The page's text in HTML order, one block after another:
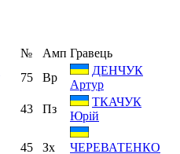
№ Амп Гравець
75 Вр
ДЕНЧУК
Артур
43 Пз
ТКАЧУК
Юрій
45 Зх
ЧЕРЕВАТЕНКО